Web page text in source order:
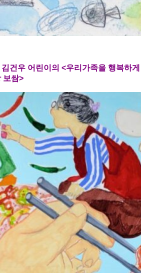
김건우 어린이의 <우리가족을 행복하게
보쌈>